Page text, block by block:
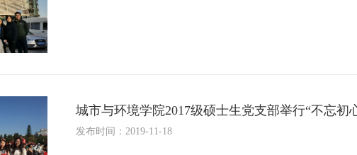
城市与环境学院2017级硕士生党支部举行“不忘初
发布时间：2019-11-18